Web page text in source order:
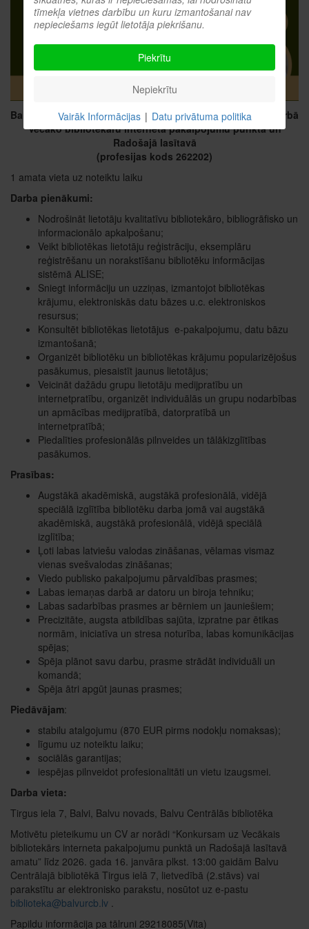
Balvu Centrālā bibliotēka (Reģ. nr. 90009115622) aicina darbā
Vecāko bibliotekāru interneta pakalpojumu punktā un
Radošajā lasītavā
(profesijas kods 262202)
1 amata vieta uz noteiktu laiku
Darba pienākumi​:
Nodrošināt lietotāju kvalitatīvu bibliotekāro, bibliogrāfisko un
informacionālo apkalpošanu;
Veikt bibliotēkas lietotāju reģistrāciju, eksemplāru
reģistrēšanu un norakstīšanu bibliotēku informācijas
sistēmā ALISE;
Sniegt informāciju un uzziņas, izmantojot bibliotēkas
krājumu, elektroniskās datu bāzes u.c. elektroniskos
resursus;
Konsultēt bibliotēkas lietotājus e-pakalpojumu, datu bāzu
izmantošanā;
Organizēt bibliotēku un bibliotēkas krājumu popularizējošus
pasākumus, piesaistīt jaunus lietotājus;
Veicināt dažādu grupu lietotāju medijpratību un
internetpratību, organizēt individuālās un grupu nodarbības
un apmācības medijpratībā, datorpratībā un
internetpratībā;
Piedalīties profesionālās pilnveides un tālākizglītības
pasākumos.
Prasības:
​Augstākā akadēmiskā, augstākā profesionālā, vidējā
speciālā izglītība bibliotēku darba jomā vai augstākā
akadēmiskā, augstākā profesionālā, vidējā speciālā
izglītība;
Ļoti labas latviešu valodas zināšanas, vēlamas vismaz
vienas svešvalodas zināšanas;
Viedo publisko pakalpojumu pārvaldības prasmes;
Labas iemaņas darbā ar datoru un biroja tehniku;
Labas sadarbības prasmes ar bērniem un jauniešiem;
Precizitāte, augsta atbildības sajūta, izpratne par ētikas
normām, iniciatīva un stresa noturība, labas komunikācijas
spējas;
Spēja plānot savu darbu, prasme strādāt individuāli un
komandā;
Spēja ātri apgūt jaunas prasmes;
Piedāvājam:
stabilu atalgojumu (870 EUR pirms nodokļu nomaksas);
līgumu uz noteiktu laiku;
sociālās garantijas;
iespējas pilnveidot profesionalitāti un vietu izaugsmei.
Darba vieta:
Tirgus iela 7, Balvi, Balvu novads, Balvu Centrālās bibliotēka
Motivētu pieteikumu un CV ar norādi “Konkursam uz Vecākais
bibliotekārs interneta pakalpojumu punktā un Radošajā lasītavā
amatu” līdz 2026. gada 16. janvāra plkst. 13:00 gaidām Balvu
Centrālajā bibliotēkā Tirgus ielā 7, lietvedībā (2.stāvs) vai
parakstītu ar elektronisko parakstu, nosūtot uz e-pastu
biblioteka@balvurcb.lv .
Papildu informācija pa tālruni 29218085(Vita)
tīmekļa vietnes darbību un kuru izmantošanai nav
nepieciešams iegūt lietotāja piekrišanu.
Piekrītu
Nepiekrītu
Vairāk Informācijas | Datu privātuma politika